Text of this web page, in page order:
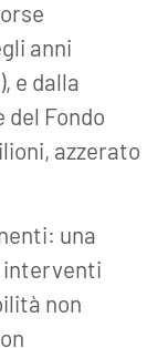
anni
e dalla
del Fondo
azzerato
una
interventi
non